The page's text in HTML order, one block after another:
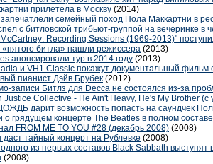
прилетела в Москву (2014)
семейный поход Пола Маккартни в
с битловской трибьют-группой на вечеринке в
McCartney: Recording Sessions (1969-2013)"
битла» нашли режиссера (2013)
анонсировали тур в 2014 году (2013)
и VH1 Classic покажут документальный фильм
пианист Дэйв Брубек (2012)
записи Битлз для Decca не состоялся из-за
Justice Collective - He Ain't Heavy, He's My Brother
дарит возможность попасть на саундчек
грядущем концерте The Beatles в полном составе
FROM ME TO YOU #28 (декабрь 2008) (2008)
тайный концерт на Рублевке (2008)
из первых составов Black Sabbath выступят
(2008)